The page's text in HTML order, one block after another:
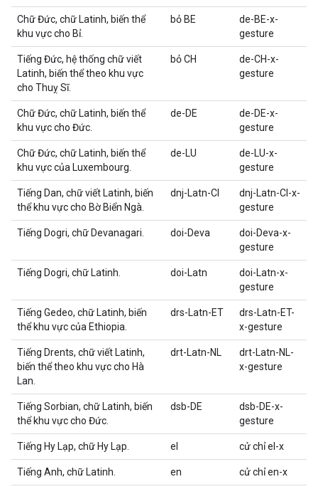
Chữ Đức, chữ Latinh, biến thể
khu vực cho Bỉ.
bỏ BE
de-BE-x-
gesture
Tiếng Đức, hệ thống chữ viết
Latinh, biến thể theo khu vực
cho Thuỵ Sĩ.
bỏ CH
de-CH-x-
gesture
Chữ Đức, chữ Latinh, biến thể
khu vực cho Đức.
de-DE
de-DE-x-
gesture
Chữ Đức, chữ Latinh, biến thể
khu vực của Luxembourg.
de-LU
de-LU-x-
gesture
Tiếng Dan, chữ viết Latinh, biến
thể khu vực cho Bờ Biển Ngà.
dnj-Latn-CI
dnj-Latn-CI-x-
gesture
Tiếng Dogri, chữ Devanagari. doi-Deva
doi-Deva-x-
gesture
Tiếng Dogri, chữ Latinh. doi-Latn
doi-Latn-x-
gesture
Tiếng Gedeo, chữ Latinh, biến
thể khu vực của Ethiopia.
drs-Latn-ET
drs-Latn-ET-
x-gesture
Tiếng Drents, chữ viết Latinh,
biến thể theo khu vực cho Hà
Lan.
drt-Latn-NL
drt-Latn-NL-
x-gesture
Tiếng Sorbian, chữ Latinh, biến
thể khu vực cho Đức.
dsb-DE
dsb-DE-x-
gesture
Tiếng Hy Lạp, chữ Hy Lạp. el cử chỉ el-x
Tiếng Anh, chữ Latinh. en cử chỉ en-x